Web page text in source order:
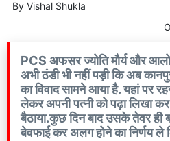
By Vishal Shukla
PCS अफसर ज्योति मौर्य और
अभी ठंडी भी नहीं पड़ी कि अब
का विवाद सामने आया है. यहां पर
लेकर अपनी पत्नी को पढ़ा लिखा
बैठाया.कुछ दिन बाद उसके तेवर
बेवफाई कर अलग होने का निर्णय ले